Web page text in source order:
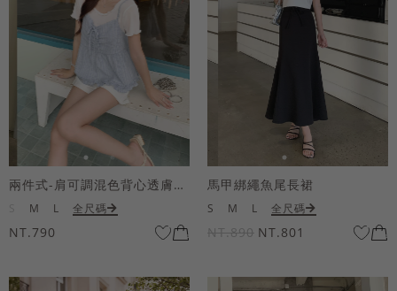
兩件式-肩可調混色背心透膚上衣套組
M L 全尺碼
NT.790
馬甲綁繩魚尾長裙
S M L 全尺碼
NT.890 NT.801